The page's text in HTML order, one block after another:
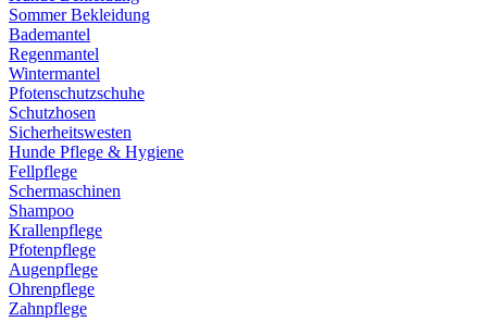
Sommer Bekleidung
Bademantel
Regenmantel
Wintermantel
Pfotenschutzschuhe
Schutzhosen
Sicherheitswesten
Hunde Pflege & Hygiene
Fellpflege
Schermaschinen
Shampoo
Krallenpflege
Pfotenpflege
Augenpflege
Ohrenpflege
Zahnpflege